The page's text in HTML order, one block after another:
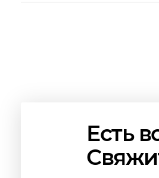
Есть